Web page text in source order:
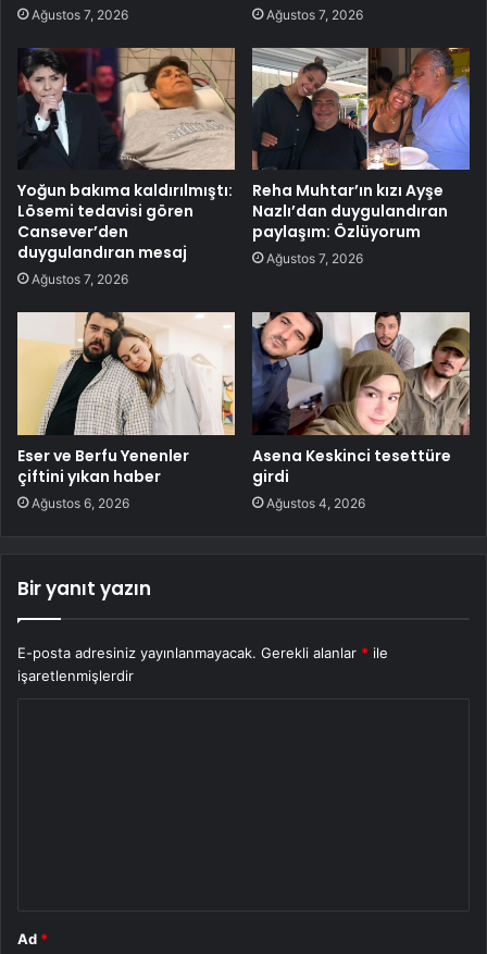
Ağustos 7, 2026 Ağustos 7, 2026
Yoğun bakıma kaldırılmıştı:
Lösemi tedavisi gören
Cansever’den
duygulandıran mesaj
Ağustos 7, 2026
Reha Muhtar’ın kızı Ayşe
Nazlı’dan duygulandıran
paylaşım: Özlüyorum
Ağustos 7, 2026
Eser ve Berfu Yenenler
çiftini yıkan haber
Ağustos 6, 2026
Asena Keskinci tesettüre
girdi
Ağustos 4, 2026
Bir yanıt yazın
E-posta adresiniz yayınlanmayacak. Gerekli alanlar * ile
işaretlenmişlerdir
Ad *